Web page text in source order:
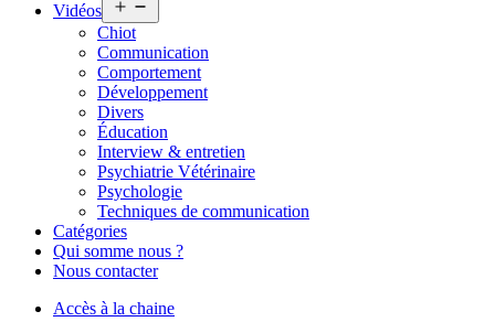
Vidéos
menu
Chiot
Communication
Comportement
Développement
Divers
Éducation
Interview & entretien
Psychiatrie Vétérinaire
Psychologie
Techniques de communication
Catégories
Qui somme nous ?
Nous contacter
Accès à la chaine